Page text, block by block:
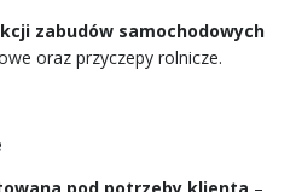
zabudów samochodowych
oraz przyczepy rolnicze.
pod potrzeby klienta –